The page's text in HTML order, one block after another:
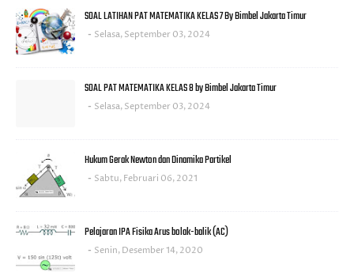
SOAL LATIHAN PAT MATEMATIKA KELAS 7 By Bimbel Jakarta Timur
Selasa, September 03, 2024
SOAL PAT MATEMATIKA KELAS 8 by Bimbel Jakarta Timur
Selasa, September 03, 2024
Hukum Gerak Newton dan Dinamika Partikel
Sabtu, Februari 06, 2021
Pelajaran IPA Fisika Arus bolak-balik (AC)
Senin, Desember 14, 2020